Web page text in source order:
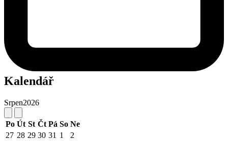
Kalendář
Srpen2026
Po Út St Čt Pá So Ne
27 28 29 30 31 1
2